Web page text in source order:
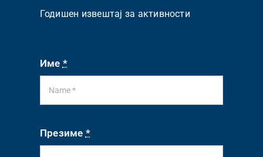
Годишен извештај за активности
Име *
Презиме *